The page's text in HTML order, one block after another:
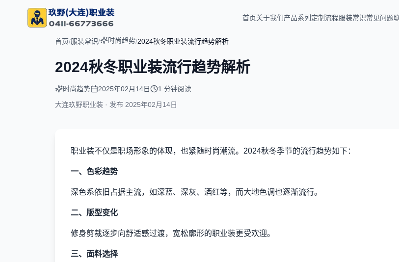
首页关于我们产品系列 定制流程服装常识常见问题
首页/服装常识/ 时尚趋势/2024秋冬职业装流行趋势解析
2024秋冬职业装流行趋势解析
时尚趋势 2025年02月14日
1 分钟阅读
大连玖野职业装 · 发布 2025年02月14日
职业装不仅是职场形象的体现，也紧随时尚潮流。2024秋冬季节的流行趋势如下：
一、色彩趋势
深色系依旧占据主流，如深蓝、深灰、酒红等，而大地色调也逐渐流行。
二、版型变化
修身剪裁逐步向舒适感过渡，宽松廓形的职业装更受欢迎。
三、面料选择